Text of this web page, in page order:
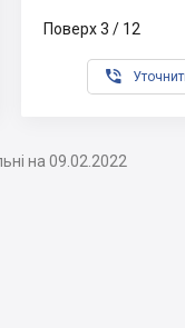
Поверх 3 / 12

на 09.02.2022